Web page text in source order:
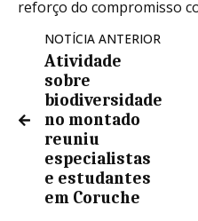
reforço do compromisso
NOTÍCIA ANTERIOR
Atividade
sobre
biodiversidade
no montado
reuniu
especialistas
e estudantes
em Coruche